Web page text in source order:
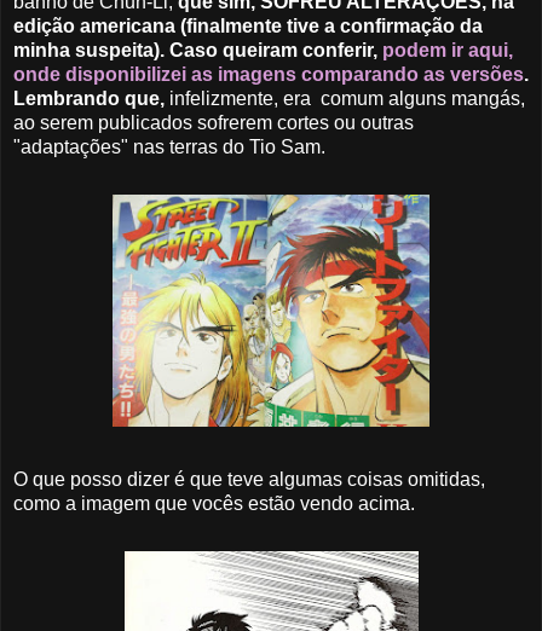
edição americana (finalmente tive a confirmação da
minha suspeita). Caso queiram conferir, podem ir aqui,
onde disponibilizei as imagens comparando as versões.
Lembrando que, infelizmente, era comum alguns mangás,
ao serem publicados sofrerem cortes ou outras
"adaptações" nas terras do Tio Sam.
O que posso dizer é que teve algumas coisas omitidas,
como a imagem que vocês estão vendo acima.